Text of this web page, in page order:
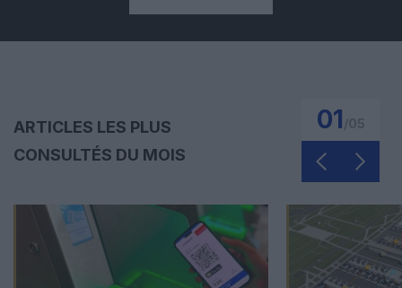
ARTICLES LES PLUS
CONSULTÉS DU MOIS
01